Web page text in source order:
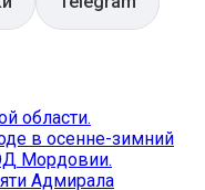
области.
в осенне-зимний
Мордовии.
Адмирала